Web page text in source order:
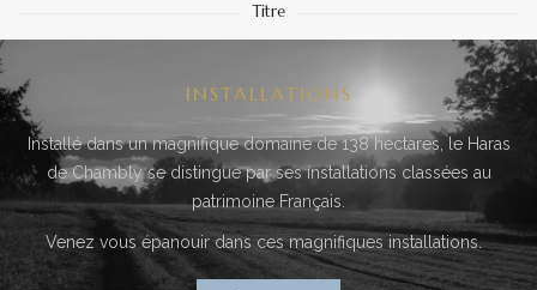
Titre
INSTALLATIONS
Installé dans un magnifique domaine de 138 hectares, le Haras
de Chambly se distingue par ses installations classées au
patrimoine Français.
Venez vous épanouir dans ces magnifiques installations.